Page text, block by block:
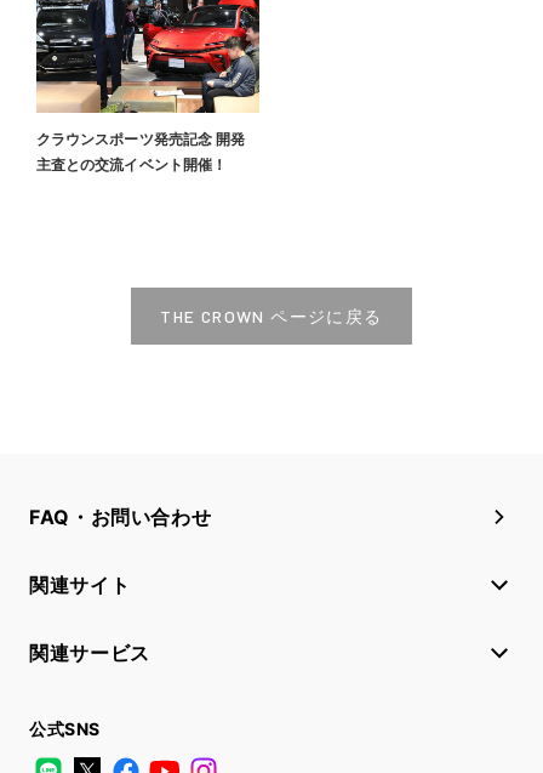
クラウンスポーツ発売記念 開発
主査との交流イベント開催！
THE CROWN ページに戻る
FAQ・お問い合わせ
関連サイト
関連サービス
公式SNS
LINE X Facebook
YouTube